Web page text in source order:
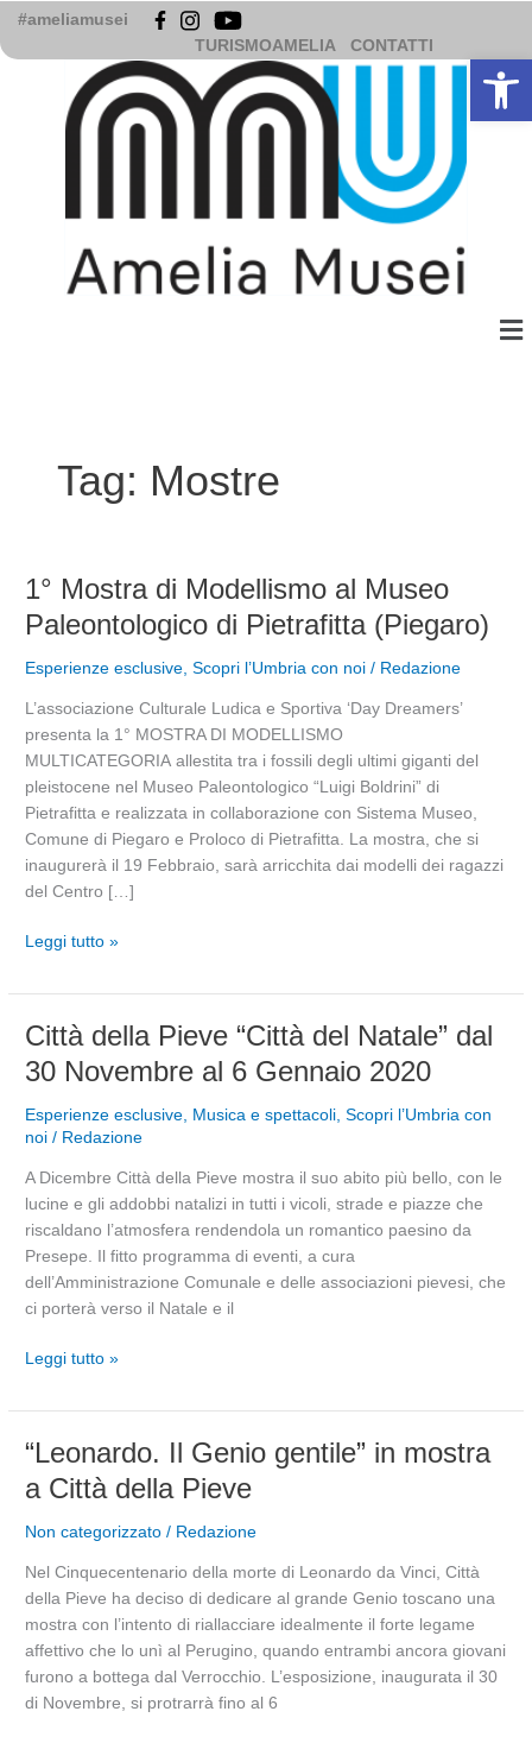
Vai
contenuto
#ameliamusei
TURISMOAMELIA
CONTATTI
Tag: Mostre
1° Mostra di Modellismo al Museo
Paleontologico di Pietrafitta (Piegaro)
Esperienze esclusive,Scopri l’Umbria con noi / Redazione
L’associazione Culturale Ludica e Sportiva ‘Day Dreamers’
presenta la 1° MOSTRA DI MODELLISMO
MULTICATEGORIA allestita tra i fossili degli ultimi giganti del
pleistocene nel Museo Paleontologico “Luigi Boldrini” di
Pietrafitta e realizzata in collaborazione con Sistema Museo,
Comune di Piegaro e Proloco di Pietrafitta. La mostra, che si
inaugurerà il 19 Febbraio, sarà arricchita dai modelli dei ragazzi
del Centro […]
1°
di
Modellismo
Museo
Paleontologico
di
Pietrafitta
(Piegaro)
Leggi tutto »
Città della Pieve “Città del Natale” dal
30 Novembre al 6 Gennaio 2020
Esperienze esclusive, Musica e spettacoli,Scopri l’Umbria con
noi / Redazione
A Dicembre Città della Pieve mostra il suo abito più bello, con le
lucine e gli addobbi natalizi in tutti i vicoli, strade e piazze che
riscaldano l’atmosfera rendendola un romantico paesino da
Presepe. Il fitto programma di eventi, a cura
dell’Amministrazione Comunale e delle associazioni pievesi, che
ci porterà verso il Natale e il
Città
Pieve
“Città
del
dal
30
Novembre
al
6
Gennaio
Leggi tutto »
“Leonardo. Il Genio gentile” in mostra
a Città della Pieve
Non categorizzato / Redazione
Nel Cinquecentenario della morte di Leonardo da Vinci, Città
della Pieve ha deciso di dedicare al grande Genio toscano una
mostra con l’intento di riallacciare idealmente il forte legame
affettivo che lo unì al Perugino, quando entrambi ancora giovani
furono a bottega dal Verrocchio. L’esposizione, inaugurata il 30
di Novembre, si protrarrà fino al 6
“Leonardo.
Genio
gentile”
mostra
a
Città
della
Pieve
Apri la